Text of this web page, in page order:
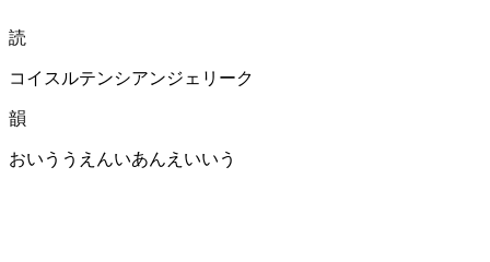
読
コイスルテンシアンジェリーク
韻
おいううえんいあんえいいう